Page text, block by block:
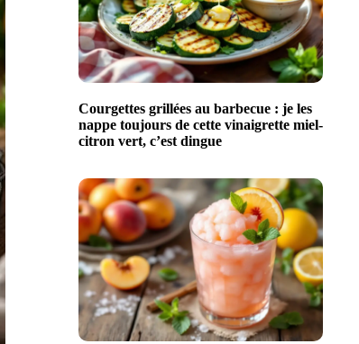
Courgettes grillées au barbecue : je les
nappe toujours de cette vinaigrette miel-
citron vert, c’est dingue